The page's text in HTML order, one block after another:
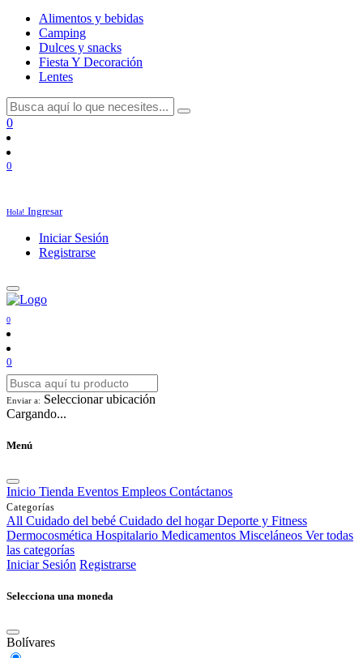
Alimentos y bebidas
Camping
Dulces y snacks
Fiesta Y Decoración
Lentes
0
0
Hola! Ingresar
Iniciar Sesión
Registrarse
0
0
Enviar a: Seleccionar ubicación
Cargando...
Menú
Inicio Tienda Eventos Empleos Contáctanos
Categorías
All Cuidado del bebé Cuidado del hogar Deporte y Fitness
Dermocosmética Hospitalario Medicamentos Misceláneos Ver todas
las categorías
Iniciar Sesión Registrarse
Selecciona una moneda
Bolívares